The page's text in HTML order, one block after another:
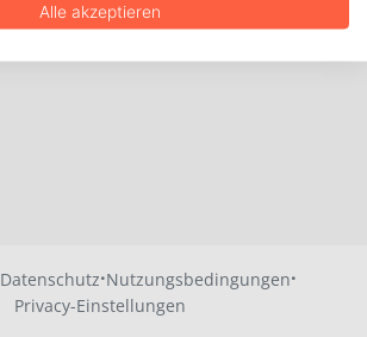
Datenschutz·Nutzungsbedingungen·
Privacy-Einstellungen
Alle akzeptieren